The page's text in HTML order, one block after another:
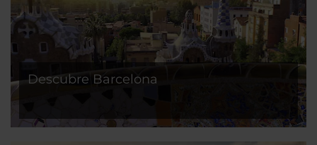
Descubre Barcelona